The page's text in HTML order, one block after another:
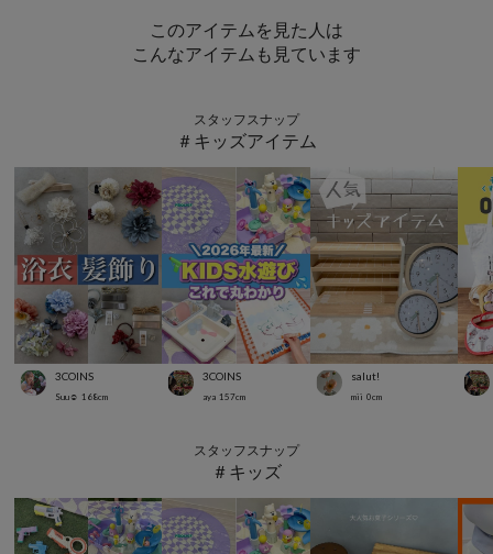
このアイテムを見た人は
こんなアイテムも見ています
スタッフスナップ
＃キッズアイテム
3COINS
Suu☺︎ 168cm
3COINS
aya 157cm
salut!
mii 0cm
スタッフスナップ
＃キッズ